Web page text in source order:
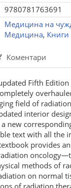
9780781763691
Медицина на
Медицина, Книги
Коментари
Fifth
field of
interior
new
text with all the
provides
methods of
on normal
of radiation